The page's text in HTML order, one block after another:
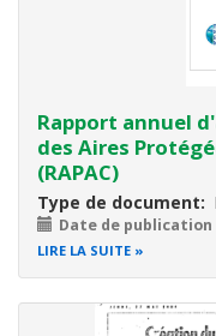
Rapport annuel
des Aires
(RAPAC)
Type de document
Date de publication
LIRE LA SUITE